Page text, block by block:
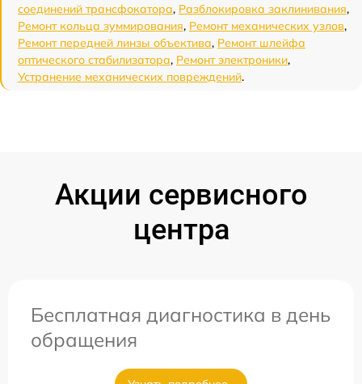
соединений трансфокатора, Разблокировка заклинивания,
Ремонт кольца зуммирования, Ремонт механических узлов,
Ремонт передней линзы объектива, Ремонт шлейфа
оптического стабилизатора, Ремонт электроники,
Устранение механических повреждений.
Акции сервисного
центра
Бесплатная диагностика в день
обращения